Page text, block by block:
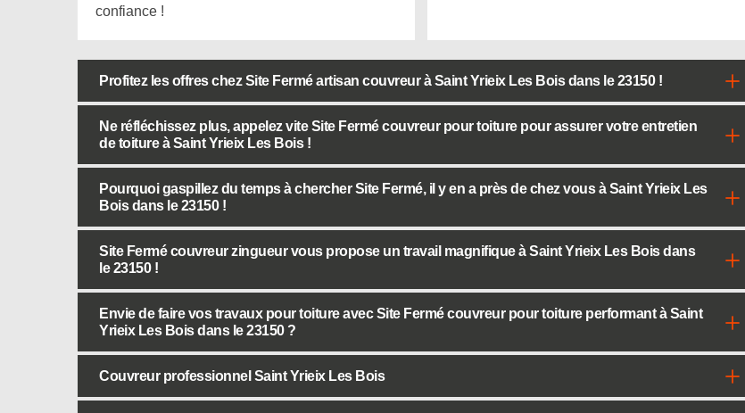
confiance !
Profitez les offres chez Site Fermé artisan couvreur à Saint Yrieix Les Bois dans le 23150 !
Ne réfléchissez plus, appelez vite Site Fermé couvreur pour toiture pour assurer votre entretien
de toiture à Saint Yrieix Les Bois !
Pourquoi gaspillez du temps à chercher Site Fermé, il y en a près de chez vous à Saint Yrieix Les
Bois dans le 23150 !
Site Fermé couvreur zingueur vous propose un travail magnifique à Saint Yrieix Les Bois dans
le 23150 !
Envie de faire vos travaux pour toiture avec Site Fermé couvreur pour toiture performant à Saint
Yrieix Les Bois dans le 23150 ?
Couvreur professionnel Saint Yrieix Les Bois